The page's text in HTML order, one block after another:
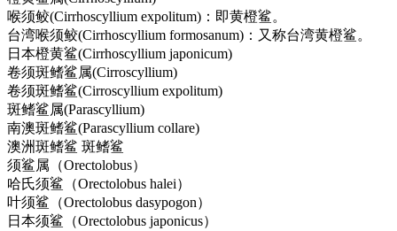
喉须鲛(Cirrhoscyllium expolitum)：即黄橙鲨。
台湾喉须鲛(Cirrhoscyllium formosanum)：又称台湾黄橙鲨。
日本橙黄鲨(Cirrhoscyllium japonicum)
卷须斑鳍鲨属(Cirroscyllium)
卷须斑鳍鲨(Cirroscyllium expolitum)
斑鳍鲨属(Parascyllium)
南澳斑鳍鲨(Parascyllium collare)
澳洲斑鳍鲨 斑鳍鲨
须鲨属（Orectolobus）
哈氏须鲨（Orectolobus halei）
叶须鲨（Orectolobus dasypogon）
日本须鲨（Orectolobus japonicus）